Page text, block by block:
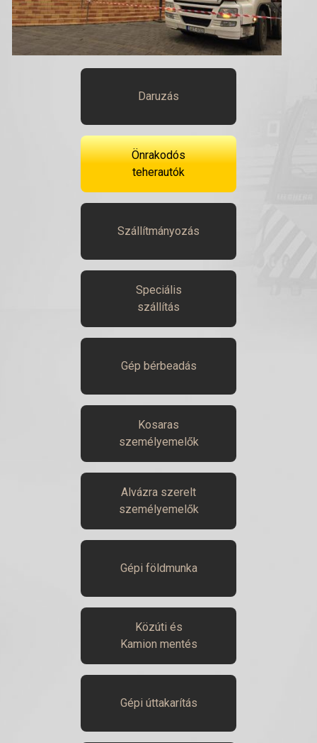
Daruzás
Önrakodós
teherautók
Szállítmányozás
Speciális
szállítás
Gép bérbeadás
Kosaras
személyemelők
Alvázra szerelt
személyemelők
Gépi földmunka
Közúti és
Kamion mentés
Gépi úttakarítás